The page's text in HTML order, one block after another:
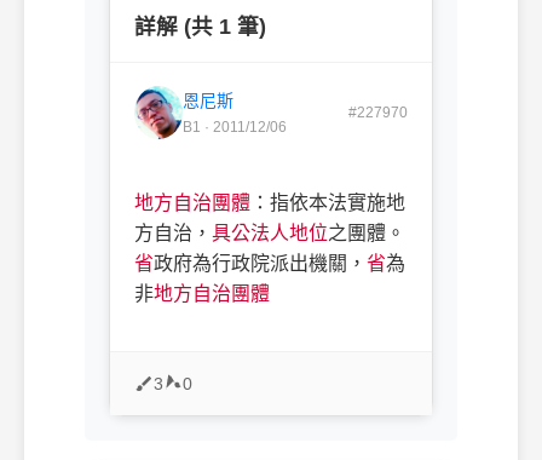
詳解 (共 1 筆)
恩尼斯
B1 · 2011/12/06
#227970
地方自治團體 ：指依本法實施地
方自治， 具公法人地位之團體。
省政府為行政院派出機關， 省為
非地方自治團體
3 0